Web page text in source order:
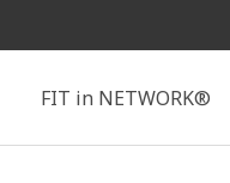
Rechercher
FIT in NETWORK®